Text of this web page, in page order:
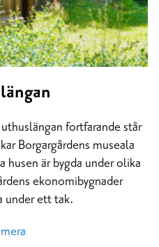
fortfarande står
Borgargårdens museala
husen är bygda under olika
ekonomibygnader
under ett tak.